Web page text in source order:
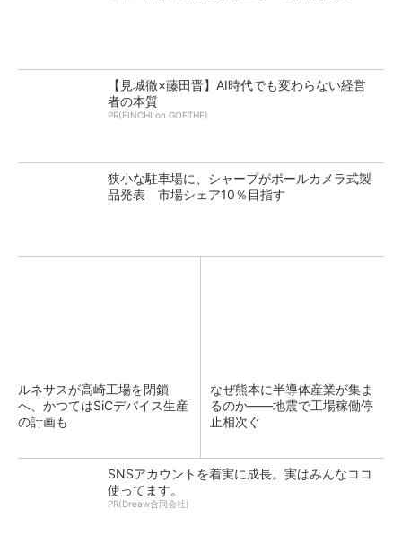
【見城徹×藤田晋】AI時代でも変わらない経営
者の本質
PR(FINCHI on GOETHE)
狭小な駐車場に、シャープがポールカメラ式製
品発表 市場シェア10％目指す
ルネサスが高崎工場を閉鎖
へ、かつてはSiCデバイス生産
の計画も
なぜ熊本に半導体産業が集ま
るのか――地震で工場稼働停
止相次ぐ
SNSアカウントを着実に成長。実はみんなココ
使ってます。
PR(Dreaw合同会社)